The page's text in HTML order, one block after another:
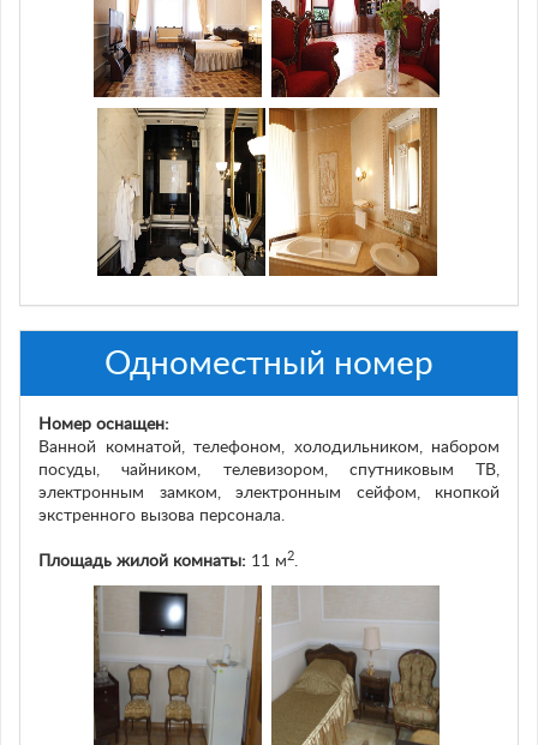
Одноместный номер
Номер оснащен:
Ванной комнатой, телефоном, холодильником, набором
посуды, чайником, телевизором, спутниковым ТВ,
электронным замком, электронным сейфом, кнопкой
экстренного вызова персонала.
Площадь жилой комнаты: 11 м2.